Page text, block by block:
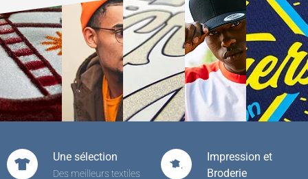
Une sélection
Des meilleurs textiles
Impression et
Broderie